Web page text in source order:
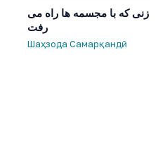
زنی که با مجسمه ها راه می
رفت
Шаҳзода Самарқандӣ